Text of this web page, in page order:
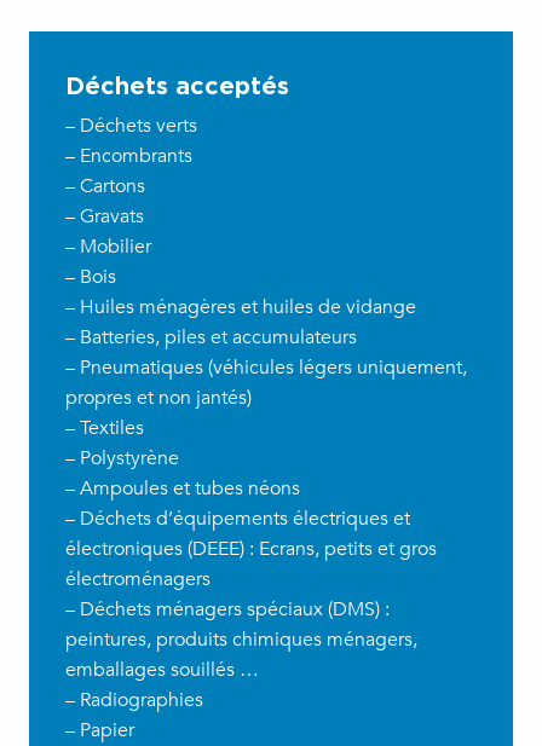
Déchets acceptés
– Déchets verts
– Encombrants
– Cartons
– Gravats
– Mobilier
– Bois
– Huiles ménagères et huiles de vidange
– Batteries, piles et accumulateurs
– Pneumatiques (véhicules légers uniquement,
propres et non jantés)
– Textiles
– Polystyrène
– Ampoules et tubes néons
– Déchets d’équipements électriques et
électroniques (DEEE) : Ecrans, petits et gros
électroménagers
– Déchets ménagers spéciaux (DMS) :
peintures, produits chimiques ménagers,
emballages souillés …
– Radiographies
– Papier